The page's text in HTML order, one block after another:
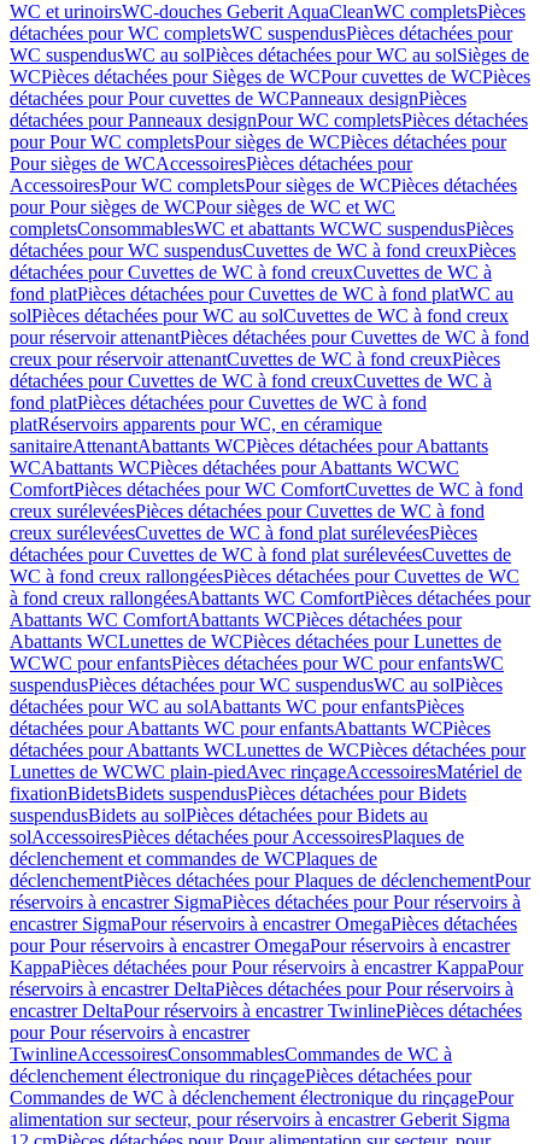
WC et urinoirsWC-douches Geberit AquaCleanWC completsPièces
détachées pour WC completsWC suspendusPièces détachées pour
WC suspendusWC au solPièces détachées pour WC au solSièges de
WCPièces détachées pour Sièges de WCPour cuvettes de WCPièces
détachées pour Pour cuvettes de WCPanneaux designPièces
détachées pour Panneaux designPour WC completsPièces détachées
pour Pour WC completsPour sièges de WCPièces détachées pour
Pour sièges de WCAccessoiresPièces détachées pour
AccessoiresPour WC completsPour sièges de WCPièces détachées
pour Pour sièges de WCPour sièges de WC et WC
completsConsommablesWC et abattants WCWC suspendusPièces
détachées pour WC suspendusCuvettes de WC à fond creuxPièces
détachées pour Cuvettes de WC à fond creuxCuvettes de WC à
fond platPièces détachées pour Cuvettes de WC à fond platWC au
solPièces détachées pour WC au solCuvettes de WC à fond creux
pour réservoir attenantPièces détachées pour Cuvettes de WC à fond
creux pour réservoir attenantCuvettes de WC à fond creuxPièces
détachées pour Cuvettes de WC à fond creuxCuvettes de WC à
fond platPièces détachées pour Cuvettes de WC à fond
platRéservoirs apparents pour WC, en céramique
sanitaireAttenantAbattants WCPièces détachées pour Abattants
WCAbattants WCPièces détachées pour Abattants WCWC
ComfortPièces détachées pour WC ComfortCuvettes de WC à fond
creux surélevéesPièces détachées pour Cuvettes de WC à fond
creux surélevéesCuvettes de WC à fond plat surélevéesPièces
détachées pour Cuvettes de WC à fond plat surélevéesCuvettes de
WC à fond creux rallongéesPièces détachées pour Cuvettes de WC
à fond creux rallongéesAbattants WC ComfortPièces détachées pour
Abattants WC ComfortAbattants WCPièces détachées pour
Abattants WCLunettes de WCPièces détachées pour Lunettes de
WCWC pour enfantsPièces détachées pour WC pour enfantsWC
suspendusPièces détachées pour WC suspendusWC au solPièces
détachées pour WC au solAbattants WC pour enfantsPièces
détachées pour Abattants WC pour enfantsAbattants WCPièces
détachées pour Abattants WCLunettes de WCPièces détachées pour
Lunettes de WCWC plain-piedAvec rinçageAccessoiresMatériel de
fixationBidetsBidets suspendusPièces détachées pour Bidets
suspendusBidets au solPièces détachées pour Bidets au
solAccessoiresPièces détachées pour AccessoiresPlaques de
déclenchement et commandes de WCPlaques de
déclenchementPièces détachées pour Plaques de déclenchementPour
réservoirs à encastrer SigmaPièces détachées pour Pour réservoirs à
encastrer SigmaPour réservoirs à encastrer OmegaPièces détachées
pour Pour réservoirs à encastrer OmegaPour réservoirs à encastrer
KappaPièces détachées pour Pour réservoirs à encastrer KappaPour
réservoirs à encastrer DeltaPièces détachées pour Pour réservoirs à
encastrer DeltaPour réservoirs à encastrer TwinlinePièces détachées
pour Pour réservoirs à encastrer
TwinlineAccessoiresConsommablesCommandes de WC à
déclenchement électronique du rinçagePièces détachées pour
Commandes de WC à déclenchement électronique du rinçagePour
alimentation sur secteur, pour réservoirs à encastrer Geberit Sigma